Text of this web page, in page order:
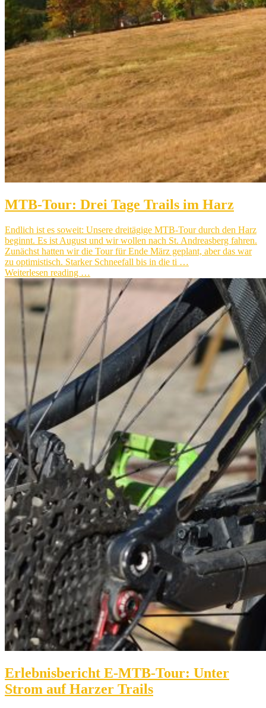
MTB-Tour: Drei Tage Trails im Harz
Endlich ist es soweit: Unsere dreitägige MTB-Tour durch den Harz
beginnt. Es ist August und wir wollen nach St. Andreasberg fahren.
Zunächst hatten wir die Tour für Ende März geplant, aber das war
zu optimistisch. Starker Schneefall bis in die ti …
Weiterlesen reading …
Erlebnisbericht E-MTB-Tour: Unter
Strom auf Harzer Trails